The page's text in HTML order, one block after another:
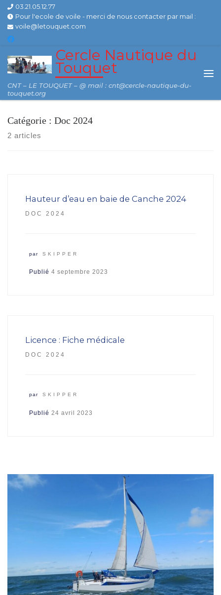
Skip to content
03.21.05.12.77
Pour l'ecole de voile - merci de nous contacter par mail :
voile@letouquet.com
Cercle Nautique du
Touquet
CNT – LE TOUQUET – @ mail : cnt@cercle-nautique-du-
touquet.org
Catégorie : Doc 2024
2 articles
Hauteur d’eau en baie de Canche 2024
DOC 2024
par SKIPPER
Publié4 septembre 2023
Licence : Fiche médicale
DOC 2024
par SKIPPER
Publié24 avril 2023